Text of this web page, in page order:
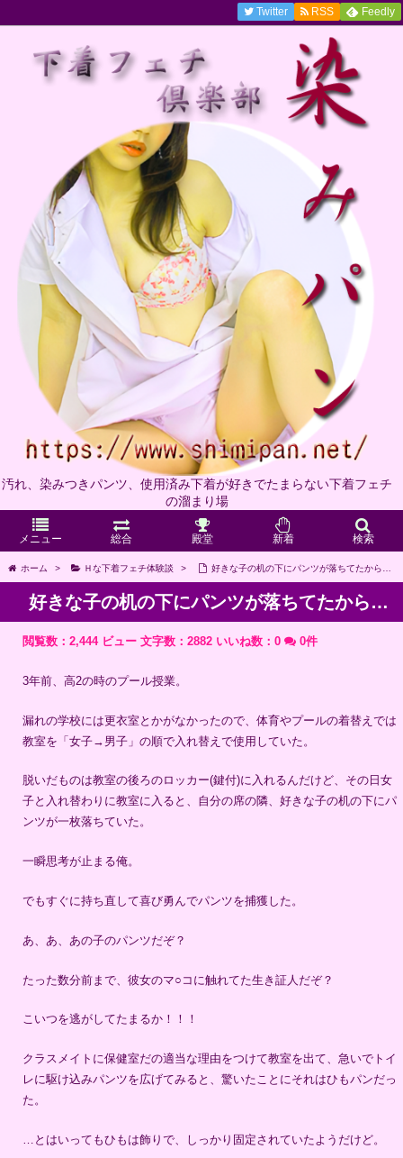
汚れ、染みつきパンツ、使用済み下着が好きでたまらない下着フェチ
の溜まり場
メニュー 総合 殿堂 新着 検索
Twitter RSS Feedly
ホーム > Ｈな下着フェチ体験談 > 好きな子の机の下にパンツが落ちてたから…
好きな子の机の下にパンツが落ちてたから…
閲覧数：2,444 ビュー 文字数：2882 いいね数： 0 0件
3年前、高2の時のプール授業。
漏れの学校には更衣室とかがなかったので、体育やプールの着替えでは
教室を「女子→男子」の順で入れ替えで使用していた。
脱いだものは教室の後ろのロッカー(鍵付)に入れるんだけど、その日女
子と入れ替わりに教室に入ると、自分の席の隣、好きな子の机の下にパ
ンツが一枚落ちていた。
一瞬思考が止まる俺。
でもすぐに持ち直して喜び勇んでパンツを捕獲した。
あ、あ、あの子のパンツだぞ？
たった数分前まで、彼女のマ○コに触れてた生き証人だぞ？
こいつを逃がしてたまるか！！！
クラスメイトに保健室だの適当な理由をつけて教室を出て、急いでトイ
レに駆け込みパンツを広げてみると、驚いたことにそれはひもパンだっ
た。
…とはいってもひもは飾りで、しっかり固定されていたようだけど。